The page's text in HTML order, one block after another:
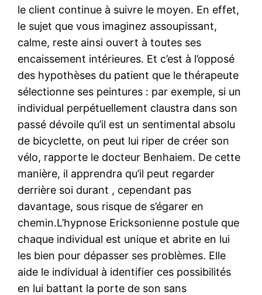
le client continue à suivre le moyen. En effet,
le sujet que vous imaginez assoupissant,
calme, reste ainsi ouvert à toutes ses
encaissement intérieures. Et c’est à l’opposé
des hypothèses du patient que le thérapeute
sélectionne ses peintures : par exemple, si un
individual perpétuellement claustra dans son
passé dévoile qu’il est un sentimental absolu
de bicyclette, on peut lui riper de créer son
vélo, rapporte le docteur Benhaiem. De cette
manière, il apprendra qu’il peut regarder
derrière soi durant , cependant pas
davantage, sous risque de s’égarer en
chemin.L’hypnose Ericksonienne postule que
chaque individual est unique et abrite en lui
les bien pour dépasser ses problèmes. Elle
aide le individual à identifier ces possibilités
en lui battant la porte de son sans